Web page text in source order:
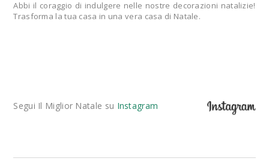
Abbi il coraggio di indulgere nelle nostre decorazioni natalizie!
Trasforma la tua casa in una vera casa di Natale.
Segui Il Miglior Natale su Instagram